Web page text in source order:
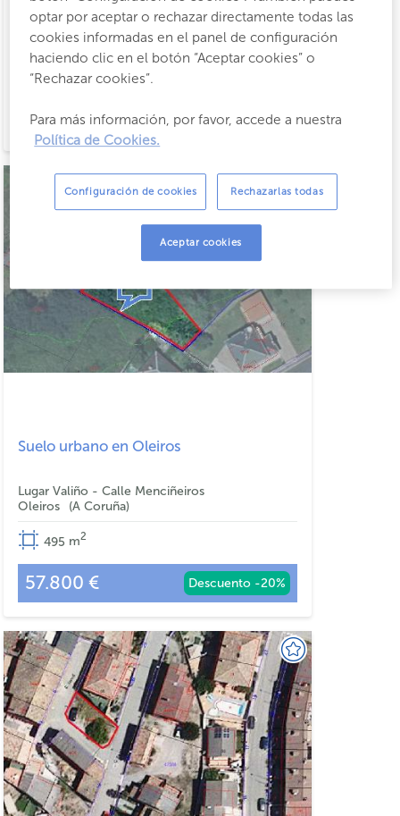
Lugar Valiño - Calle Menciñeiros
Oleiros
A Coruña
516m
53.900 € Descuento -14%
Suelo urbano en Oleiros
Lugar Valiño - Calle Menciñeiros
Oleiros
A Coruña
495 m2
57.800 € Descuento -20%
optar por aceptar o rechazar directamente todas las
cookies informadas en el panel de configuración
haciendo clic en el botón “Aceptar cookies” o
“Rechazar cookies”.
Para más información, por favor, accede a nuestra
Política de Cookies.
Configuración de cookies
Aceptar cookies
Rechazarlas todas